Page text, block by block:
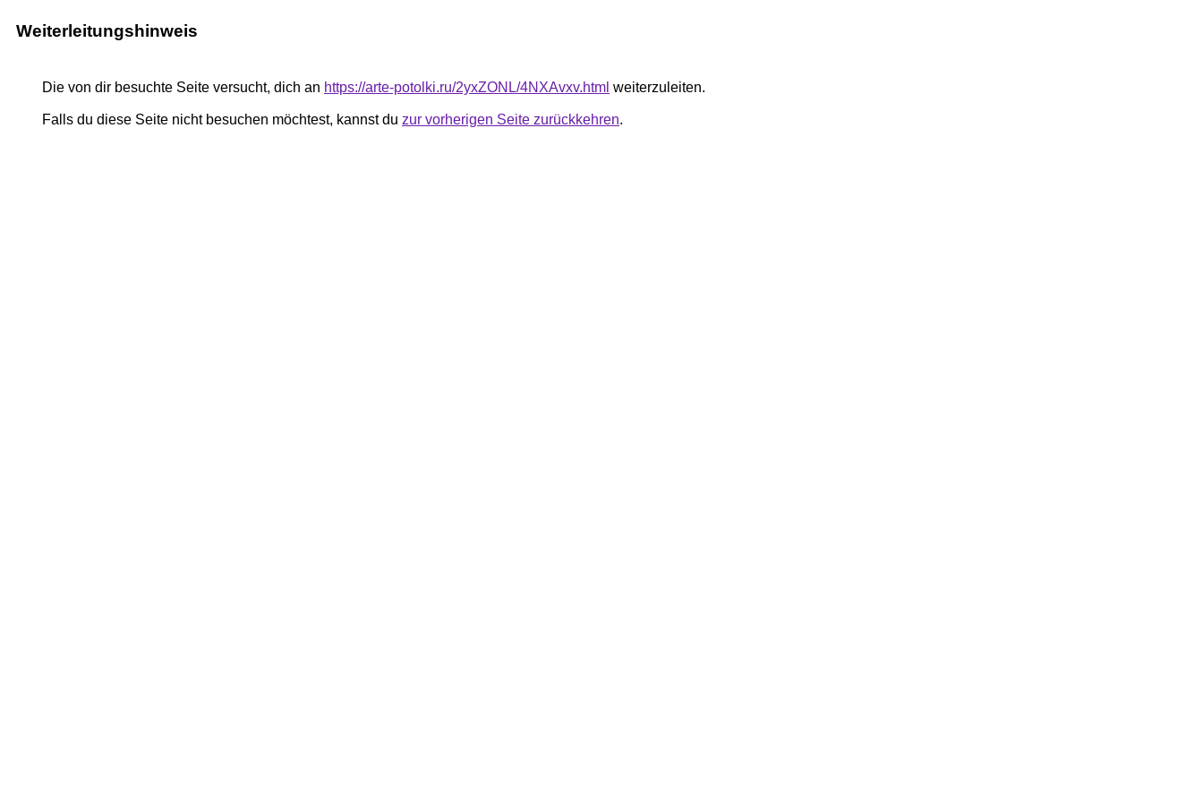
Weiterleitungshinweis
Die von dir besuchte Seite versucht, dich an https://arte-potolki.ru/2yxZONL/4NXAvxv.html weiterzuleiten.
Falls du diese Seite nicht besuchen möchtest, kannst du zur vorherigen Seite zurückkehren.